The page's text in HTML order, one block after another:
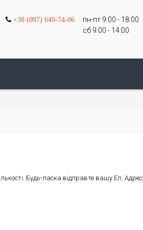
+38 (097) 649-74-06
пн-пт 9:00 - 18:00
сб 9:00 - 14:00
Будь-ласка відправте вашу Ел.